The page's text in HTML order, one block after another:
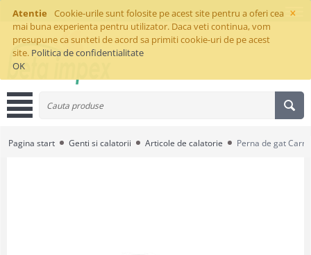
×
Atentie
Cookie-urile sunt folosite pe acest site pentru a oferi cea
mai buna experienta pentru utilizator. Daca veti continua, vom
presupune ca sunteti de acord sa primiti cookie-uri de pe acest
site. Politica de confidentialitate
OK
Pagina start Genti si calatorii Articole de calatorie Perna de gat